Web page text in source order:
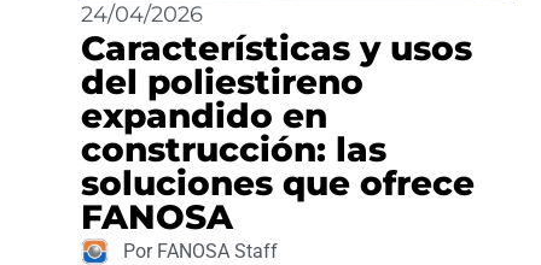
24/04/2026
Características y usos
del poliestireno
expandido en
construcción: las
soluciones que ofrece
FANOSA
Por FANOSA Staff